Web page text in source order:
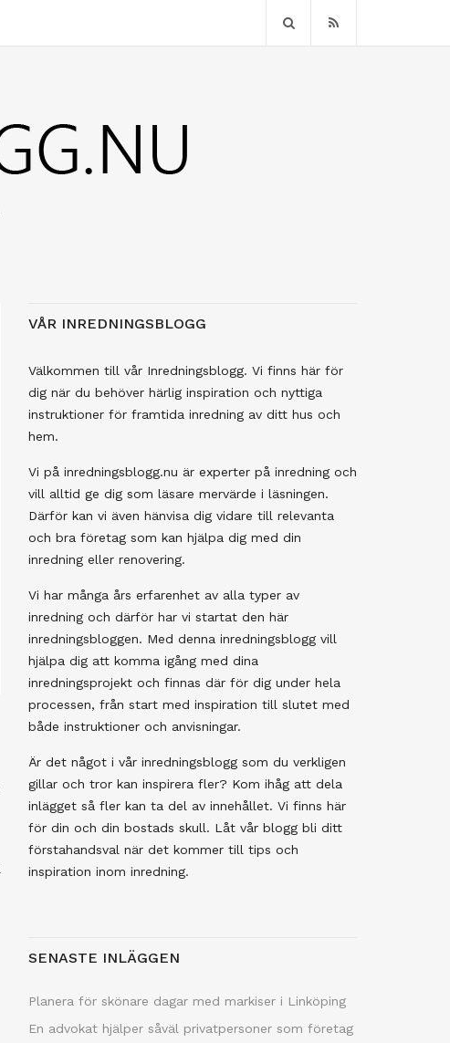
VÅR INREDNINGSBLOGG
Välkommen till vår Inredningsblogg. Vi finns här för
dig när du behöver härlig inspiration och nyttiga
instruktioner för framtida inredning av ditt hus och
hem.
Vi på inredningsblogg.nu är experter på inredning och
vill alltid ge dig som läsare mervärde i läsningen.
Därför kan vi även hänvisa dig vidare till relevanta
och bra företag som kan hjälpa dig med din
inredning eller renovering.
Vi har många års erfarenhet av alla typer av
inredning och därför har vi startat den här
inredningsbloggen. Med denna inredningsblogg vill
hjälpa dig att komma igång med dina
inredningsprojekt och finnas där för dig under hela
processen, från start med inspiration till slutet med
både instruktioner och anvisningar.
Är det något i vår inredningsblogg som du verkligen
gillar och tror kan inspirera fler? Kom ihåg att dela
inlägget så fler kan ta del av innehållet. Vi finns här
för din och din bostads skull. Låt vår blogg bli ditt
förstahandsval när det kommer till tips och
inspiration inom inredning.
SENASTE INLÄGGEN
Planera för skönare dagar med markiser i Linköping
En advokat hjälper såväl privatpersoner som företag